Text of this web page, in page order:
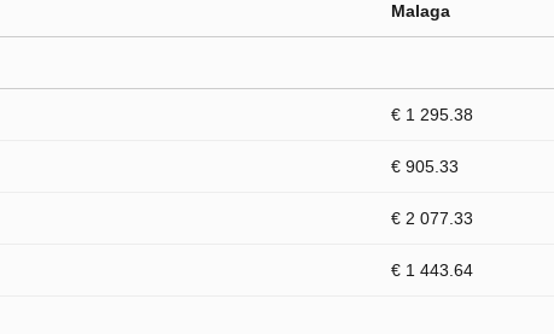
Malaga
€ 1 295.38
€ 905.33
€ 2 077.33
€ 1 443.64